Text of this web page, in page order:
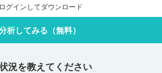
ログインしてダウンロード
析してみる（無料）
況を教えてください